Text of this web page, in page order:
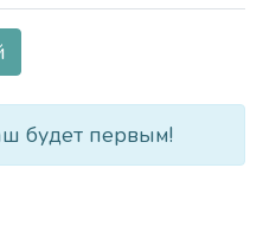
будет первым!